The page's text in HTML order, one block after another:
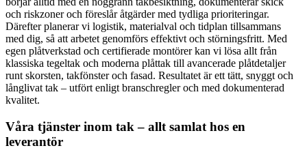
och riskzoner och föreslår åtgärder med tydliga prioriteringar.
Därefter planerar vi logistik, materialval och tidplan tillsammans
med dig, så att arbetet genomförs effektivt och störningsfritt. Med
egen plåtverkstad och certifierade montörer kan vi lösa allt från
klassiska tegeltak och moderna plåttak till avancerade plåtdetaljer
runt skorsten, takfönster och fasad. Resultatet är ett tätt, snyggt och
långlivat tak – utfört enligt branschregler och med dokumenterad
kvalitet.
Våra tjänster inom tak – allt samlat hos en
leverantör